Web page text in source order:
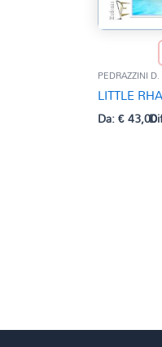
PEDRAZZINI D.
LITTLE
Da:€43,00